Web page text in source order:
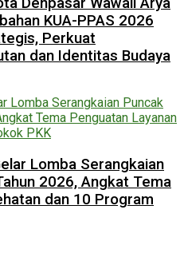
KUA-PPAS 2026
Perkuat
dan Identitas Budaya
Lomba Serangkaian
2026, Angkat Tema
dan 10 Program